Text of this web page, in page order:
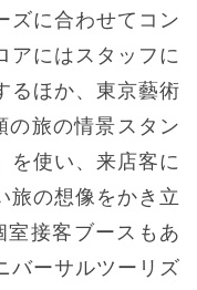
ズに合わせてコン
アにはスタッフに
るほか、東京藝術
の旅の情景スタン
を使い、来店客に
旅の想像をかき立
室接客ブースもあ
バーサルツーリズ